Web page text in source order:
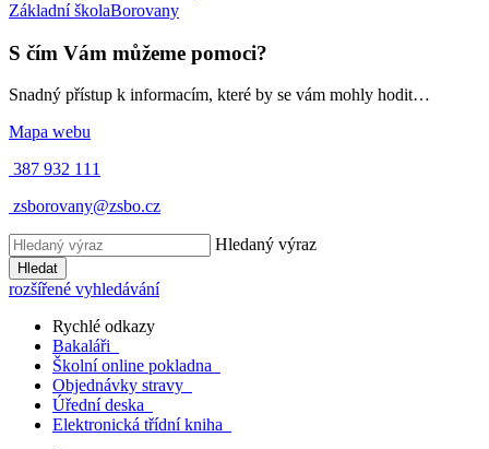
Základní školaBorovany
S čím Vám můžeme pomoci?
Snadný přístup k informacím, které by se vám mohly hodit…
Mapa webu
387 932 111
zsborovany@zsbo.cz
Hledaný výraz
Hledat
rozšířené vyhledávání
Rychlé odkazy
Bakaláři
Školní online pokladna
Objednávky stravy
Úřední deska
Elektronická třídní kniha